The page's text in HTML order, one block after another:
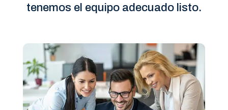
tenemos el equipo adecuado listo.